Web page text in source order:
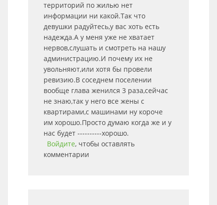
территорий по жилью нет
информации ни какой.Так что
девушки радуйтесь,у вас хоть есть
надежда.А у меня уже не хватает
нервов,слушать и смотреть на нашу
администрацию.И почему их не
увольняют,или хотя бы провели
ревизию.В соседнем поселении
вообще глава женился 3 раза,сейчас
не знаю,так у него все жены с
квартирами,с машинами ну короче
им хорошо.Просто думаю когда же и у
нас будет ----------хорошо.
Войдите, чтобы оставлять
комментарии